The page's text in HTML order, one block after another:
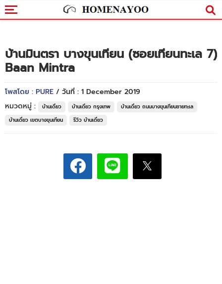
บ้านมินตรา บางขุนเทียน (ซอยเทียนทะเล 7)
Baan Mintra
โพสโดย : PURE / วันที่ : 1 December 2019
หมวดหมู่ :
บ้านเดี่ยว บ้านเดี่ยว กรุงเทพ
บ้านเดี่ยว ถนนบางขุนเทียนชายทะเล
บ้านเดี่ยว เขตบางขุนเทียน
รีวิว บ้านเดี่ยว